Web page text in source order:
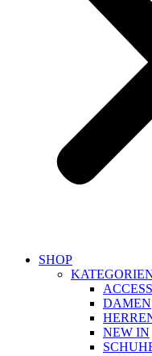
SHOP
DAMEN
NEW IN